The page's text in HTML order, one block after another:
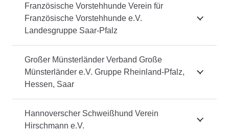
Französische Vorstehhunde Verein für
Französische Vorstehhunde e.V.
Landesgruppe Saar-Pfalz
Großer Münsterländer Verband Große
Münsterländer e.V. Gruppe Rheinland-Pfalz,
Hessen, Saar
Hannoverscher Schweißhund Verein
Hirschmann e.V.